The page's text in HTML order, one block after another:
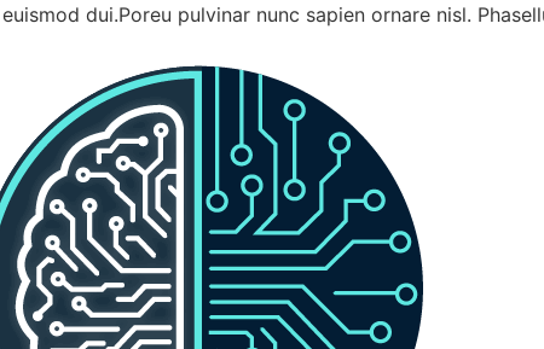
dui.Poreu pulvinar nunc sapien ornare nisl.